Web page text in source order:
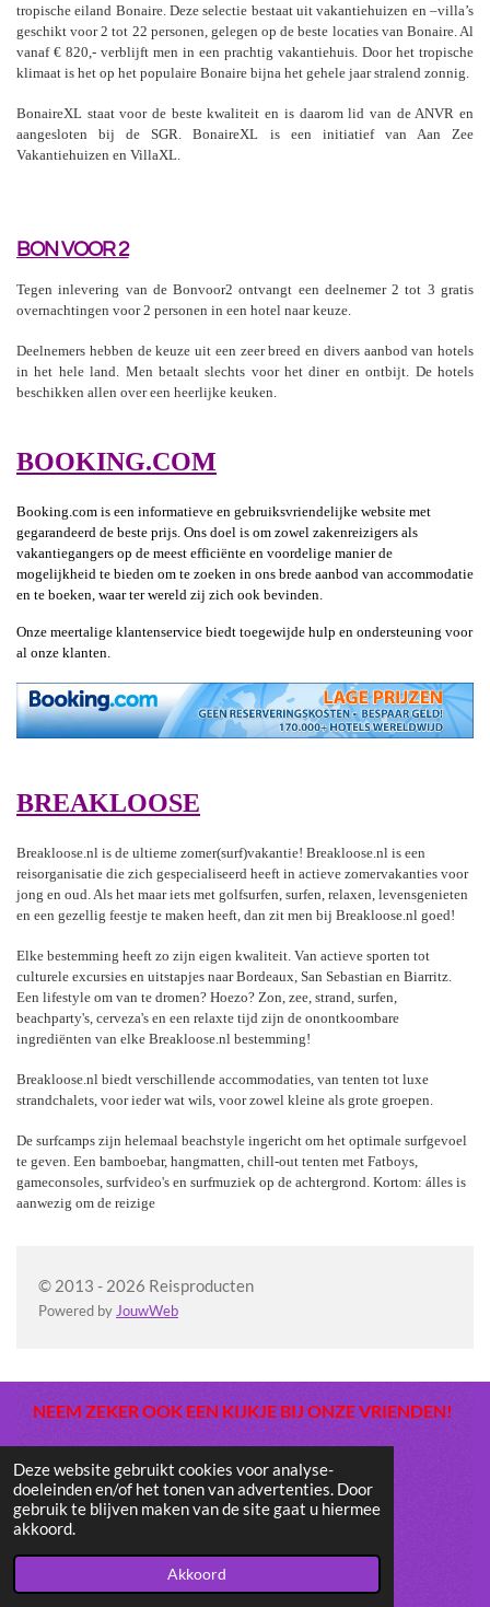
Deze website gebruikt cookies voor analyse-
doeleinden en/of het tonen van advertenties. Door
gebruik te blijven maken van de site gaat u hiermee
akkoord.
Akkoord
tropische eiland Bonaire. Deze selectie bestaat uit vakantiehuizen en –villa’s
geschikt voor 2 tot 22 personen, gelegen op de beste locaties van Bonaire. Al
vanaf € 820,- verblijft men in een prachtig vakantiehuis. Door het tropische
klimaat is het op het populaire Bonaire bijna het gehele jaar stralend zonnig.
BonaireXL staat voor de beste kwaliteit en is daarom lid van de ANVR en
aangesloten bij de SGR. BonaireXL is een initiatief van Aan Zee
Vakantiehuizen en VillaXL.
BON VOOR 2
Tegen inlevering van de Bonvoor2 ontvangt een deelnemer 2 tot 3 gratis
overnachtingen voor 2 personen in een hotel naar keuze.
Deelnemers hebben de keuze uit een zeer breed en divers aanbod van hotels
in het hele land. Men betaalt slechts voor het diner en ontbijt. De hotels
beschikken allen over een heerlijke keuken.
BOOKING.COM
Booking.com is een informatieve en gebruiksvriendelijke website met
gegarandeerd de beste prijs. Ons doel is om zowel zakenreizigers als
vakantiegangers op de meest efficiënte en voordelige manier de
mogelijkheid te bieden om te zoeken in ons brede aanbod van accommodatie
en te boeken, waar ter wereld zij zich ook bevinden.
Onze meertalige klantenservice biedt toegewijde hulp en ondersteuning voor
al onze klanten.
BREAKLOOSE
Breakloose.nl is de ultieme zomer(surf)vakantie! Breakloose.nl is een
reisorganisatie die zich gespecialiseerd heeft in actieve zomervakanties voor
jong en oud. Als het maar iets met golfsurfen, surfen, relaxen, levensgenieten
en een gezellig feestje te maken heeft, dan zit men bij Breakloose.nl goed!
Elke bestemming heeft zo zijn eigen kwaliteit. Van actieve sporten tot
culturele excursies en uitstapjes naar Bordeaux, San Sebastian en Biarritz.
Een lifestyle om van te dromen? Hoezo? Zon, zee, strand, surfen,
beachparty's, cerveza's en een relaxte tijd zijn de onontkoombare
ingrediënten van elke Breakloose.nl bestemming!
Breakloose.nl biedt verschillende accommodaties, van tenten tot luxe
strandchalets, voor ieder wat wils, voor zowel kleine als grote groepen.
De surfcamps zijn helemaal beachstyle ingericht om het optimale surfgevoel
te geven. Een bamboebar, hangmatten, chill-out tenten met Fatboys,
gameconsoles, surfvideo's en surfmuziek op de achtergrond. Kortom: álles is
aanwezig om de reizige
© 2013 - 2026 Reisproducten
Powered by JouwWeb
NEEM ZEKER OOK EEN KIJKJE BIJ ONZE VRIENDEN!